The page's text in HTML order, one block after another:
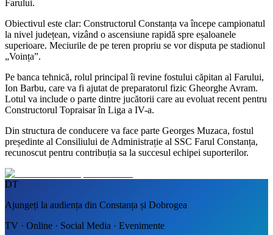
Farului.
Obiectivul este clar: Constructorul Constanța va începe campionatul
la nivel județean, vizând o ascensiune rapidă spre eșaloanele
superioare. Meciurile de pe teren propriu se vor disputa pe stadionul
„Voința”.
Pe banca tehnică, rolul principal îi revine fostului căpitan al Farului,
Ion Barbu, care va fi ajutat de preparatorul fizic Gheorghe Avram.
Lotul va include o parte dintre jucătorii care au evoluat recent pentru
Constructorul Topraisar în Liga a IV-a.
Din structura de conducere va face parte Georges Muzaca, fostul
președinte al Consiliului de Administrație al SSC Farul Constanța,
recunoscut pentru contribuția sa la succesul echipei suporterilor.
DT
Ajungeți la audiența din Constanța și Dobrogea
TV · Online · Social Media · Evenimente